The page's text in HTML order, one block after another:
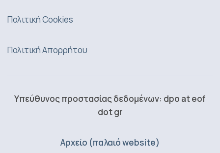
Πολιτική Cookies
Πολιτική Απορρήτου
Υπεύθυνος προστασίας δεδομένων: dpo at eof
dot gr
Αρχείο (παλαιό website)